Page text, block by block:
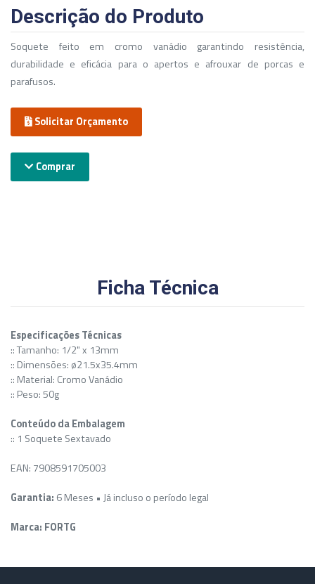
Descrição do Produto
Soquete feito em cromo vanádio garantindo resistência,
durabilidade e eficácia para o apertos e afrouxar de porcas e
parafusos.
Solicitar Orçamento
Comprar
Ficha Técnica
Especificações Técnicas
:: Tamanho: 1/2" x 13mm
:: Dimensões: ø21.5x35.4mm
:: Material: Cromo Vanádio
:: Peso: 50g
Conteúdo da Embalagem
:: 1 Soquete Sextavado
EAN: 7908591705003
Garantia: 6 Meses • Já incluso o período legal
Marca: FORTG